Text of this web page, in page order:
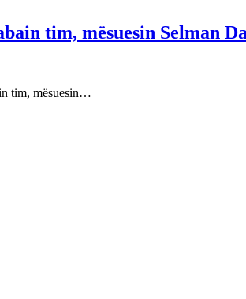
tim, mësuesin Selman
tim, mësuesin…